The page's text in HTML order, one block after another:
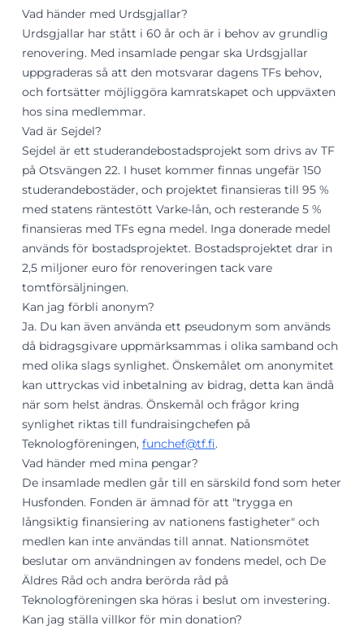
Vad händer med Urdsgjallar?
Urdsgjallar har stått i 60 år och är i behov av grundlig
renovering. Med insamlade pengar ska Urdsgjallar
uppgraderas så att den motsvarar dagens TFs behov,
och fortsätter möjliggöra kamratskapet och uppväxten
hos sina medlemmar.
Vad är Sejdel?
Sejdel är ett studerandebostadsprojekt som drivs av TF
på Otsvängen 22. I huset kommer finnas ungefär 150
studerandebostäder, och projektet finansieras till 95 %
med statens räntestött Varke-lån, och resterande 5 %
finansieras med TFs egna medel. Inga donerade medel
används för bostadsprojektet. Bostadsprojektet drar in
2,5 miljoner euro för renoveringen tack vare
tomtförsäljningen.
Kan jag förbli anonym?
Ja. Du kan även använda ett pseudonym som används
då bidragsgivare uppmärksammas i olika samband och
med olika slags synlighet. Önskemålet om anonymitet
kan uttryckas vid inbetalning av bidrag, detta kan ändå
när som helst ändras. Önskemål och frågor kring
synlighet riktas till fundraisingchefen på
Teknologföreningen,funchef@tf.fi.
Vad händer med mina pengar?
De insamlade medlen går till en särskild fond som heter
Husfonden. Fonden är ämnad för att "trygga en
långsiktig finansiering av nationens fastigheter" och
medlen kan inte användas till annat. Nationsmötet
beslutar om användningen av fondens medel, och De
Äldres Råd och andra berörda råd på
Teknologföreningen ska höras i beslut om investering.
Kan jag ställa villkor för min donation?